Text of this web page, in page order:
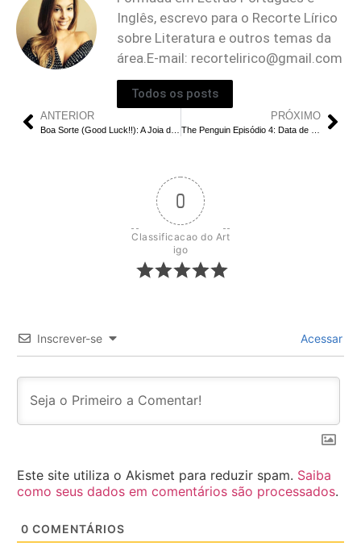
Inglês, escrevo para o Recorte Lírico
sobre Literatura e outros temas da
área.E-mail: recortelirico@gmail.com
Todos os posts
ANTERIOR PRÓXIMO
0
Classificacao do Art
igo
Inscrever-se Acessar
Este site utiliza o Akismet para reduzir spam. Saiba
como seus dados em comentários são processados.
0 COMENTÁRIOS